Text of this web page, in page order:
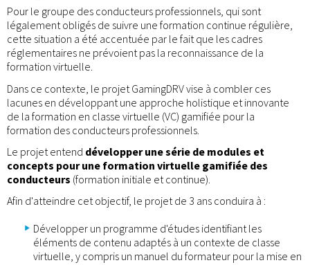
Pour le groupe des conducteurs professionnels, qui sont
légalement obligés de suivre une formation continue régulière,
cette situation a été accentuée par le fait que les cadres
réglementaires ne prévoient pas la reconnaissance de la
formation virtuelle.
Dans ce contexte, le projet GamingDRV vise à combler ces
lacunes en développant une approche holistique et innovante
de la formation en classe virtuelle (VC) gamifiée pour la
formation des conducteurs professionnels.
Le projet entend développer une série de modules et
concepts pour une formation virtuelle gamifiée des
conducteurs (formation initiale et continue).
Afin d'atteindre cet objectif, le projet de 3 ans conduira à :
Développer un programme d'études identifiant les
éléments de contenu adaptés à un contexte de classe
virtuelle, y compris un manuel du formateur pour la mise en